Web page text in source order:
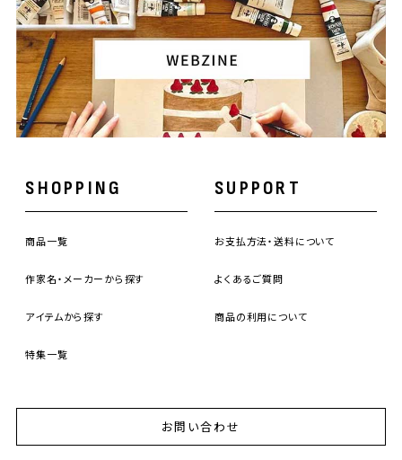
SHOPPING
商品一覧
作家名・メーカーから探す
アイテムから探す
特集一覧
SUPPORT
お支払方法・送料について
よくあるご質問
商品の利用について
お問い合わせ